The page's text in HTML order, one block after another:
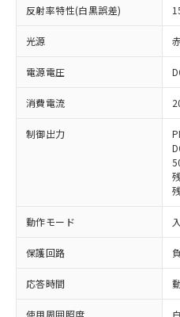
反射率特性(白黒誤差)
光源
電源電圧
消費電流
制御出力
動作モード
保護回路
応答時間
使用周囲照度
※1 対応状況
対応済み：EU
非含有に対応した製